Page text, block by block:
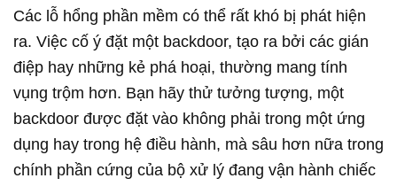
Các lỗ hổng phần mềm có thể rất khó bị phát hiện
ra. Việc cố ý đặt một backdoor, tạo ra bởi các gián
điệp hay những kẻ phá hoại, thường mang tính
vụng trộm hơn. Bạn hãy thử tưởng tượng, một
backdoor được đặt vào không phải trong một ứng
dụng hay trong hệ điều hành, mà sâu hơn nữa trong
chính phần cứng của bộ xử lý đang vận hành chiếc